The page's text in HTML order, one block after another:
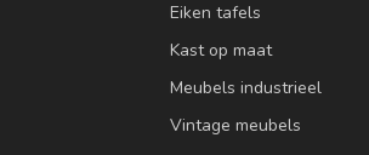
Eiken tafels
Kast op maat
Meubels industrieel
Vintage meubels